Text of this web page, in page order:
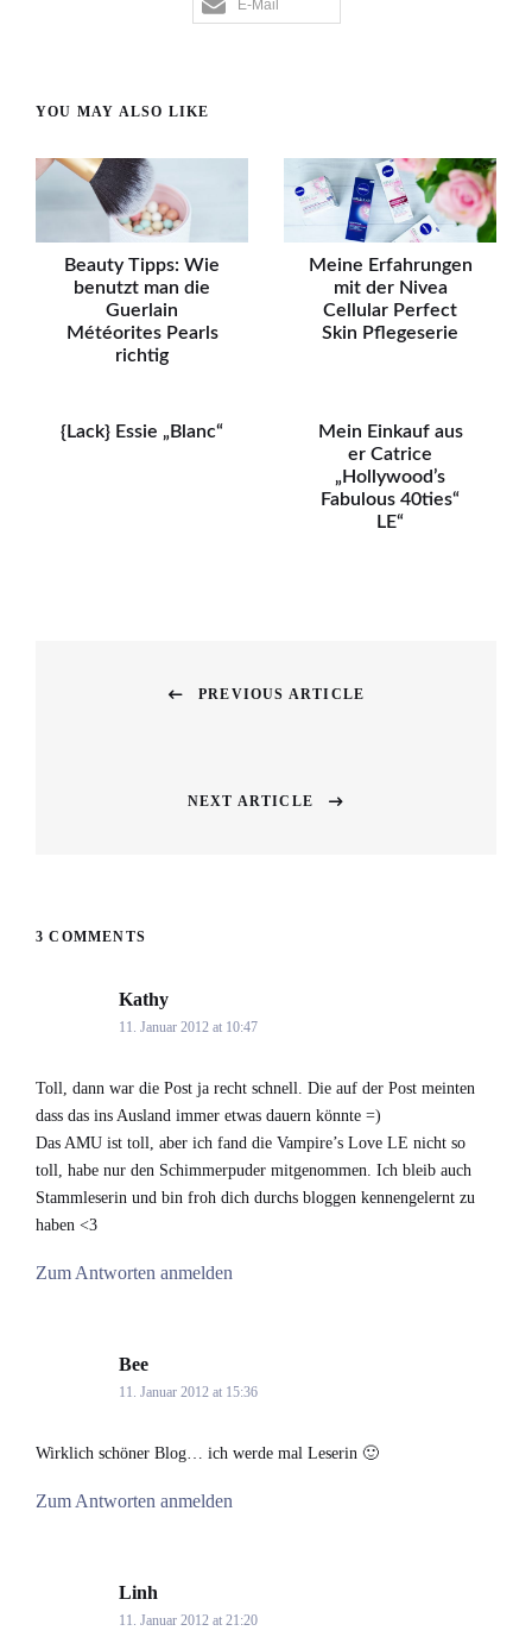
E-Mail
YOU MAY ALSO LIKE
Beauty Tipps: Wie
benutzt man die
Guerlain
Météorites Pearls
richtig
Meine Erfahrungen
mit der Nivea
Cellular Perfect
Skin Pflegeserie
{Lack} Essie „Blanc“
Mein Einkauf aus
er Catrice
„Hollywood’s
Fabulous 40ties“
LE“
PREVIOUS ARTICLE
NEXT ARTICLE
3 COMMENTS
Kathy
11. Januar 2012 at 10:47
Toll, dann war die Post ja recht schnell. Die auf der Post meinten
dass das ins Ausland immer etwas dauern könnte =)
Das AMU ist toll, aber ich fand die Vampire’s Love LE nicht so
toll, habe nur den Schimmerpuder mitgenommen. Ich bleib auch
Stammleserin und bin froh dich durchs bloggen kennengelernt zu
haben <3
Zum Antworten anmelden
Bee
11. Januar 2012 at 15:36
Wirklich schöner Blog… ich werde mal Leserin 🙂
Zum Antworten anmelden
Linh
11. Januar 2012 at 21:20